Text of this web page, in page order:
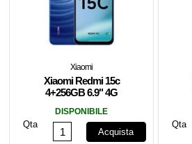
Xiaomi
Xiaomi Redmi 15c
4+256GB 6.9" 4G
DISPONIBILE
Qta
Acquista
Qta